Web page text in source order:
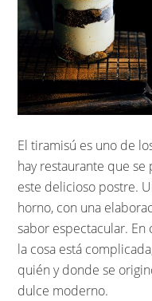
El tiramisú es uno de
hay restaurante que
este delicioso postre.
horno, con una
sabor espectacular.
la cosa está
quién y donde se
dulce moderno.